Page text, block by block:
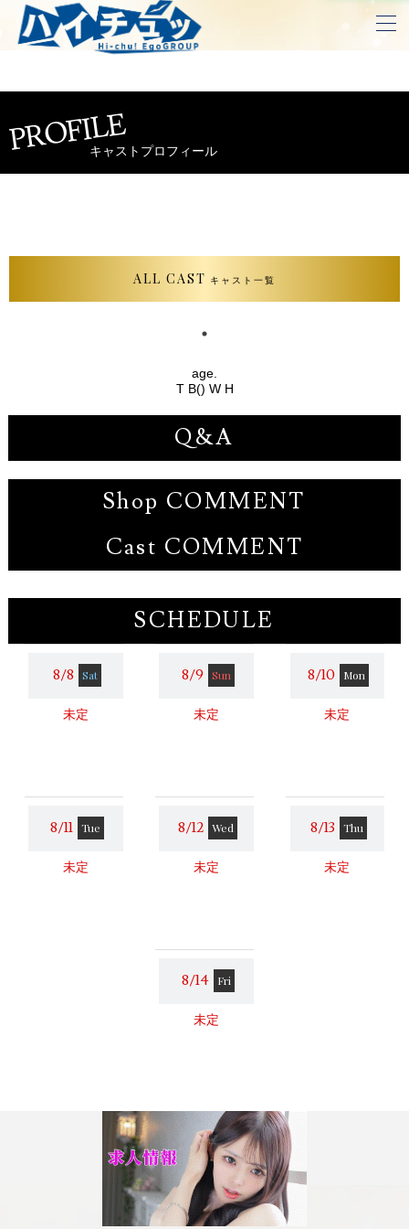
PROFILEキャストプロフィール
ALL CAST キャスト一覧
age.
T B() W H
Q&A
Shop COMMENT
Cast COMMENT
SCHEDULE
8/8 Sat
未定
8/9 Sun
未定
8/10 Mon
未定
8/11 Tue
未定
8/12 Wed
未定
8/13 Thu
未定
8/14 Fri
未定
© 2023 ハイ・チュッ. ALL RIGHTS RESERVED.